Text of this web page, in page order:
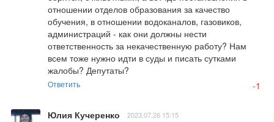
отношении отделов образования за качество
обучения, в отношении водоканалов, газовиков,
администраций - как они должны нести
ответственность за некачественную работу? Нам
всем тоже нужно идти в суды и писать сутками
жалобы? Депутаты?
Ответить -1
Юлия Кучеренко 2023.07.26 15:15